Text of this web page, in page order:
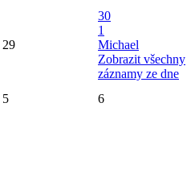
29
30
1
Michael
Zobrazit všechny
záznamy ze dne
5 6